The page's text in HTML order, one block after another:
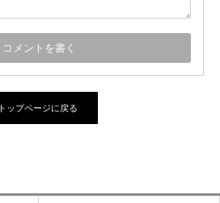
トップページに戻る